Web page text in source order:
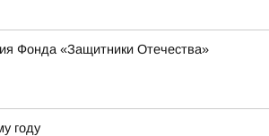
Фонда «Защитники Отечества»
году